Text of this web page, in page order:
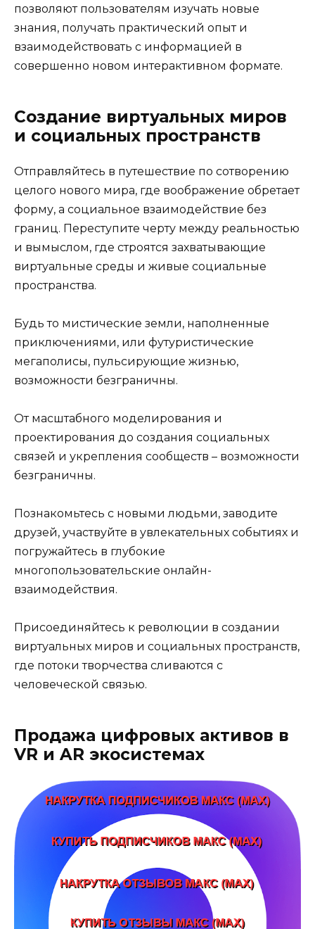
позволяют пользователям изучать новые
знания, получать практический опыт и
взаимодействовать с информацией в
совершенно новом интерактивном формате.
Создание виртуальных миров
и социальных пространств
Отправляйтесь в путешествие по сотворению
целого нового мира, где воображение обретает
форму, а социальное взаимодействие без
границ. Переступите черту между реальностью
и вымыслом, где строятся захватывающие
виртуальные среды и живые социальные
пространства.
Будь то мистические земли, наполненные
приключениями, или футуристические
мегаполисы, пульсирующие жизнью,
возможности безграничны.
От масштабного моделирования и
проектирования до создания социальных
связей и укрепления сообществ – возможности
безграничны.
Познакомьтесь с новыми людьми, заводите
друзей, участвуйте в увлекательных событиях и
погружайтесь в глубокие
многопользовательские онлайн-
взаимодействия.
Присоединяйтесь к революции в создании
виртуальных миров и социальных пространств,
где потоки творчества сливаются с
человеческой связью.
Продажа цифровых активов в
VR и AR экосистемах